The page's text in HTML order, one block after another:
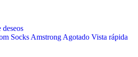
Agotado Vista rápida